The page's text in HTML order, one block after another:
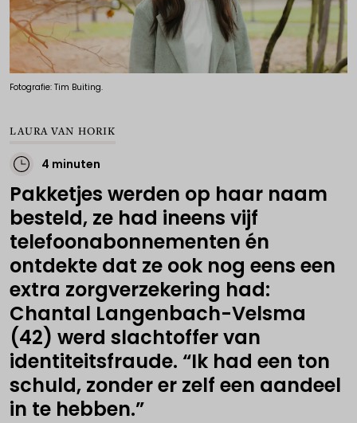
Fotografie: Tim Buiting.
LAURA VAN HORIK
4 minuten
Pakketjes werden op haar naam
besteld, ze had ineens vijf
telefoonabonnementen én
ontdekte dat ze ook nog eens een
extra zorgverzekering had:
Chantal Langenbach-Velsma
(42) werd slachtoffer van
identiteitsfraude. “Ik had een ton
schuld, zonder er zelf een aandeel
in te hebben.”